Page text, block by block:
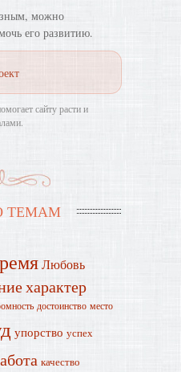
можно
его развитию.
сайту расти и
ТЕМАМ
Любовь
характер
достоинство место
упорство успех
качество